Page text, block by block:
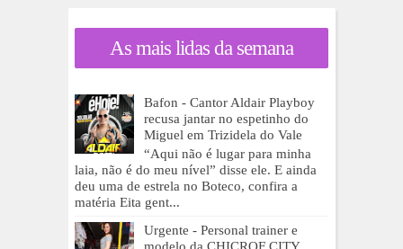
As mais lidas da semana
Bafon - Cantor Aldair Playboy
recusa jantar no espetinho do
Miguel em Trizidela do Vale
“Aqui não é lugar para minha
laia, não é do meu nível” disse ele. E ainda
deu uma de estrela no Boteco, confira a
matéria Eita gent...
Urgente - Personal trainer e
modelo da CHICROF CITY